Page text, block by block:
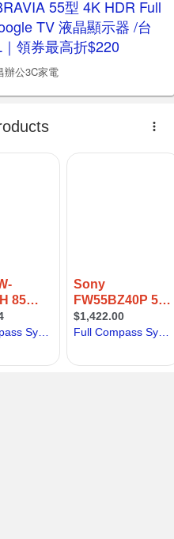
55型 4K HDR Full
TV 液晶顯示器 /台
領券最高折$220
辦公3C家電